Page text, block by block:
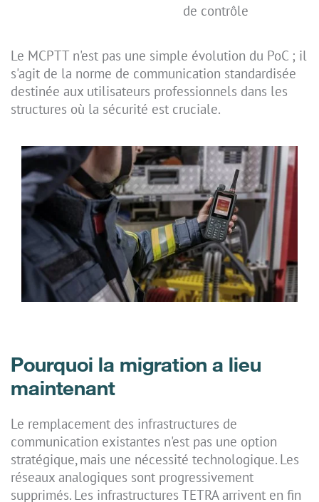
de contrôle
Le MCPTT n'est pas une simple évolution du PoC ; il
s'agit de la norme de communication standardisée
destinée aux utilisateurs professionnels dans les
structures où la sécurité est cruciale.
Pourquoi la migration a lieu
maintenant
Le remplacement des infrastructures de
communication existantes n'est pas une option
stratégique, mais une nécessité technologique. Les
réseaux analogiques sont progressivement
supprimés. Les infrastructures TETRA arrivent en fin